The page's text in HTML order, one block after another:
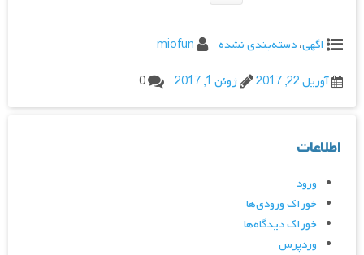
اگهی،دسته‌بندی نشده
miofun
آوریل 22, 2017
ژوئن 1, 2017 0
اطلاعات
ورود
خوراک ورودی‌ها
خوراک دیدگاه‌ها
وردپرس